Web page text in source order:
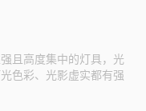
且高度集中的灯具，光
色彩、光影虚实都有强